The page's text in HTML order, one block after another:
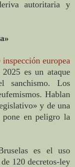
autoritaria y
europea
es un ataque
Los
Hablan
y de una
pone en peligro la
es el uso
120 decretos-ley